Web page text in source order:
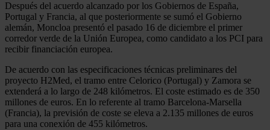
Después del acuerdo alcanzado por los Gobiernos de España,
Portugal y Francia, al que posteriormente se sumó el Gobierno
alemán, Moncloa presentó el pasado 16 de diciembre el primer
corredor verde de la Unión Europea, como candidato a los PCI para
recibir financiación europea.
De acuerdo con las especificaciones técnicas preliminares del
proyecto H2Med, el tramo entre Celorico (Portugal) y Zamora se
extenderá a lo largo de 248 kilómetros. El coste estimado es de 350
millones de euros. En lo referente al tramo Barcelona-Marsella
(Francia), la previsión de coste se eleva a 2.135 millones de euros
para una conexión de 455 kilómetros.